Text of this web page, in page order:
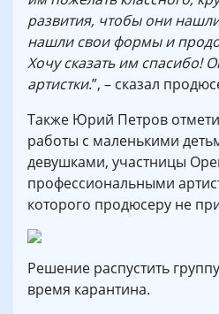
развития, чтобы они
нашли свои формы и
Хочу сказать им спасибо!
артистки.”, – сказал
Также Юрий Петров
работы с маленькими
девушками, участницы
профессиональными
которого продюсеру не
Решение распустить
время карантина.